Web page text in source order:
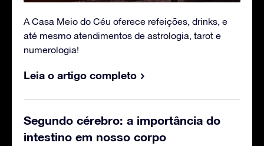
A Casa Meio do Céu oferece refeições, drinks, e
até mesmo atendimentos de astrologia, tarot e
numerologia!
Leia o artigo completo
Segundo cérebro: a importância do
intestino em nosso corpo